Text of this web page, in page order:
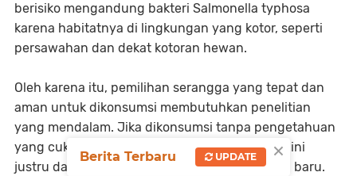
berisiko mengandung bakteri Salmonella typhosa
karena habitatnya di lingkungan yang kotor, seperti
persawahan dan dekat kotoran hewan.
Oleh karena itu, pemilihan serangga yang tepat dan
aman untuk dikonsumsi membutuhkan penelitian
yang mendalam. Jika dikonsumsi tanpa pengetahuan
yang cukup, apalagi oleh anak-anak, program ini
justru dapat menimbulkan masalah kesehatan baru.
×
Berita Terbaru UPDATE